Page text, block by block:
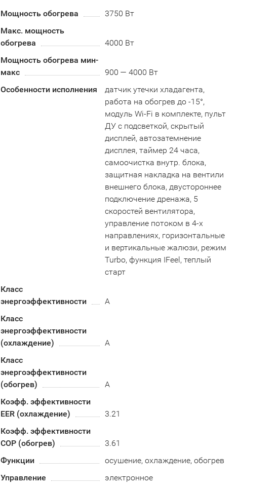
Мощность обогрева
3750 Вт
Макс. мощность
обогрева
4000 Вт
Мощность обогрева мин-
макс
900 — 4000 Вт
Особенности исполнения
датчик утечки хладагента,
работа на обогрев до -15°,
модуль Wi-Fi в комплекте, пульт
ДУ с подсветкой, скрытый
дисплей, автозатемнение
дисплея, таймер 24 часа,
самоочистка внутр. блока,
защитная накладка на вентили
внешнего блока, двустороннее
подключение дренажа, 5
скоростей вентилятора,
управление потоком в 4-х
направлениях, горизонтальные
и вертикальные жалюзи, режим
Turbo, функция IFeel, теплый
старт
Класс
энергоэффективности
A
Класс
энергоэффективности
(охлаждение)
А
Класс
энергоэффективности
(обогрев)
A
Коэфф. эффективности
EER (охлаждение)
3.21
Коэфф. эффективности
COP (обогрев)
3.61
Функции
осушение, охлаждение, обогрев
Управление
электронное